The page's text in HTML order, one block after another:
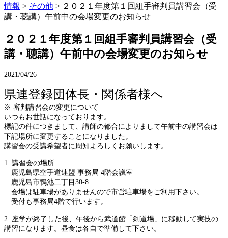
情報 > その他 > ２０２１年度第１回組手審判員講習会（受
講・聴講）午前中の会場変更のお知らせ
２０２１年度第１回組手審判員講習会（受
講・聴講）午前中の会場変更のお知らせ
2021/04/26
県連登録団体長・関係者様へ
※ 審判講習会の変更について
いつもお世話になっております。
標記の件につきまして、講師の都合によりまして午前中の講習会は
下記場所に変更することになりました。
講習会の受講希望者に周知よろしくお願いします。
1. 講習会の場所
鹿児島県空手道連盟 事務局 4階会議室
鹿児島市鴨池二丁目30-8
会場は駐車場がありませんので市営駐車場をご利用下さい。
受付も事務局4階で行います。
2. 座学が終了した後、午後から武道館「剣道場」に移動して実技の
講習になります。昼食は各自で準備して下さい。